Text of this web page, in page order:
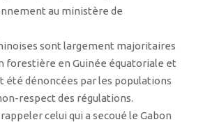
au ministère de
sont largement majoritaires
forestière en Guinée équatoriale et
dénoncées par les populations
respect des régulations.
celui qui a secoué le Gabon